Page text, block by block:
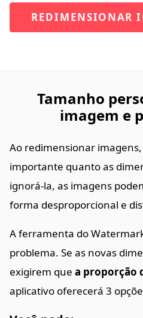
REDIMENSIONAR
Tamanho
imagem e
Ao redimensionar
importante quanto as
ignorá-la, as imagens
forma desproporcional e
A ferramenta do
problema. Se as novas
exigirem que a proporção
aplicativo oferecerá 3